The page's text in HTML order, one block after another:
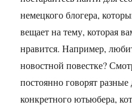
немецкого блогера,
вещает на тему, которая
нравится. Например,
новостной повестке?
постоянно говорят
конкретного ютьюбера,